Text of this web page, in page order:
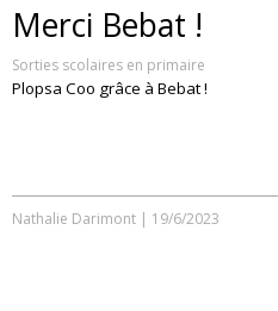
Merci Bebat !
Sorties scolaires en primaire
Plopsa Coo grâce à Bebat !
Nathalie Darimont | 19/6/2023